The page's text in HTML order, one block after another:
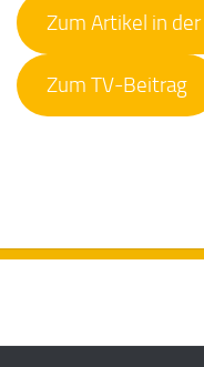
Zum Artikel in
Zum TV-Beitrag